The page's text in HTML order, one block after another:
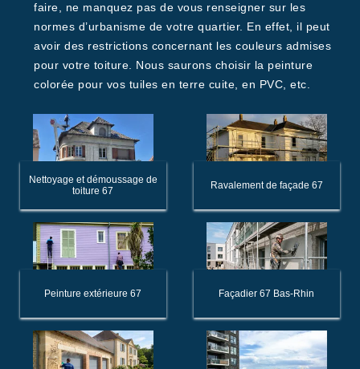
faire, ne manquez pas de vous renseigner sur les
normes d’urbanisme de votre quartier. En effet, il peut
avoir des restrictions concernant les couleurs admises
pour votre toiture. Nous saurons choisir la peinture
colorée pour vos tuiles en terre cuite, en PVC, etc.
Nettoyage et démoussage de
toiture 67
Ravalement de façade 67
Peinture extérieure 67 Façadier 67 Bas-Rhin